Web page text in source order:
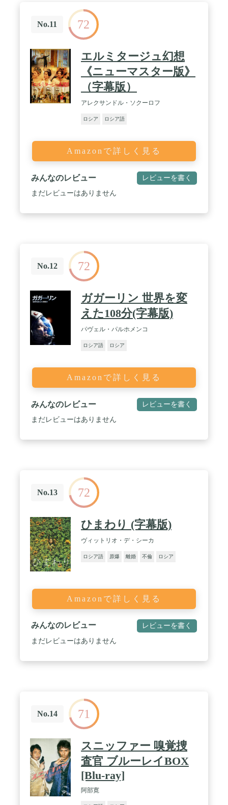
No.11 72
エルミタージュ幻想
《ニューマスター版》
（字幕版）
アレクサンドル・ソクーロフ
ロシア ロシア語
Amazonで詳しく見る
みんなのレビュー レビューを書く
まだレビューはありません
No.12 72
ガガーリン 世界を変
えた108分(字幕版)
パヴェル・パルホメンコ
ロシア語 ロシア
Amazonで詳しく見る
みんなのレビュー レビューを書く
まだレビューはありません
No.13 72
ひまわり (字幕版)
ヴィットリオ・デ・シーカ
ロシア語 原爆 離婚 不倫 ロシア
Amazonで詳しく見る
みんなのレビュー レビューを書く
まだレビューはありません
No.14 71
スニッファー 嗅覚捜
査官 ブルーレイBOX
[Blu-ray]
阿部寛